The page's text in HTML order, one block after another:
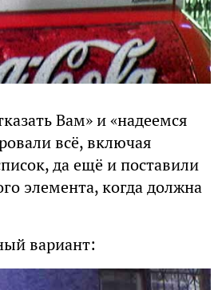
Вам» и «надеемся
всё, включая
да ещё и поставили
элемента, когда должна
вариант: